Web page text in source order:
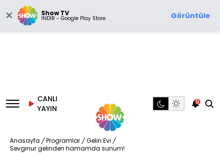
Show TV
İNDİR - Google Play Store Görüntüle
CANLI
YAYIN
9
Anasayfa / Programlar / Gelin Evi /
Sevginur gelinden hamamda sunum!